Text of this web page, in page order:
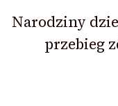
Narodziny
przebieg